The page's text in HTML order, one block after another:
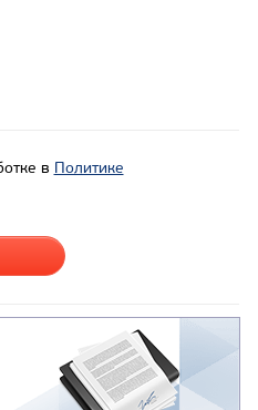
в Политике